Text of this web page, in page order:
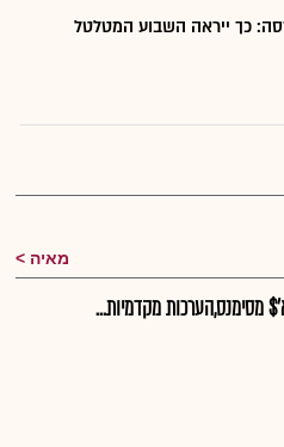
כך ייראה השבוע המטלטל
מאיה